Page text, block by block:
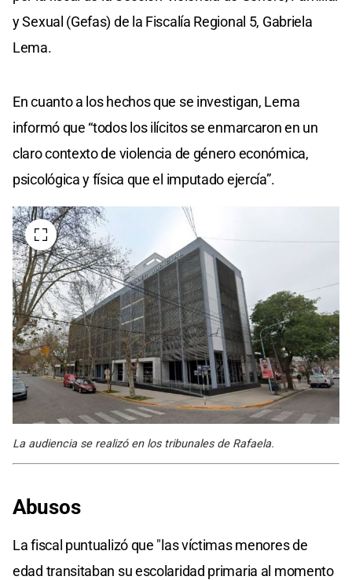
y Sexual (Gefas) de la Fiscalía Regional 5, Gabriela
Lema.
En cuanto a los hechos que se investigan, Lema
informó que “todos los ilícitos se enmarcaron en un
claro contexto de violencia de género económica,
psicológica y física que el imputado ejercía”.
La audiencia se realizó en los tribunales de Rafaela.
Abusos
La fiscal puntualizó que "las víctimas menores de
edad transitaban su escolaridad primaria al momento